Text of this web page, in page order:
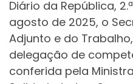
Diário da República,
agosto de 2025, o
Adjunto e do
delegação de
conferida pela